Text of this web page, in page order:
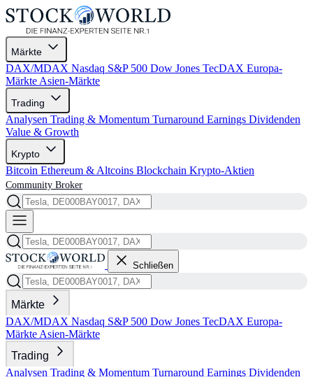
Märkte
DAX/MDAX Nasdaq S&P 500 Dow Jones TecDAX Europa-
Märkte Asien-Märkte
Trading
Analysen Trading & Momentum Turnaround Earnings Dividenden
Value & Growth
Krypto
Bitcoin Ethereum & Altcoins Blockchain Krypto-Aktien
Community Broker
Schließen
Märkte
DAX/MDAX Nasdaq S&P 500 Dow Jones TecDAX Europa-
Märkte Asien-Märkte
Trading
Analysen Trading & Momentum Turnaround Earnings Dividenden